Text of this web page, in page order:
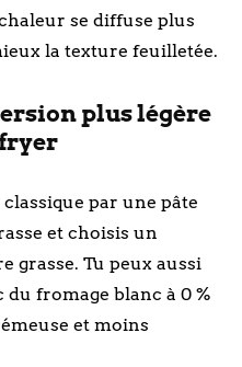
se diffuse plus
la texture feuilletée.
plus légère
par une pâte
et choisis un
grasse. Tu peux aussi
fromage blanc à 0 %
et moins